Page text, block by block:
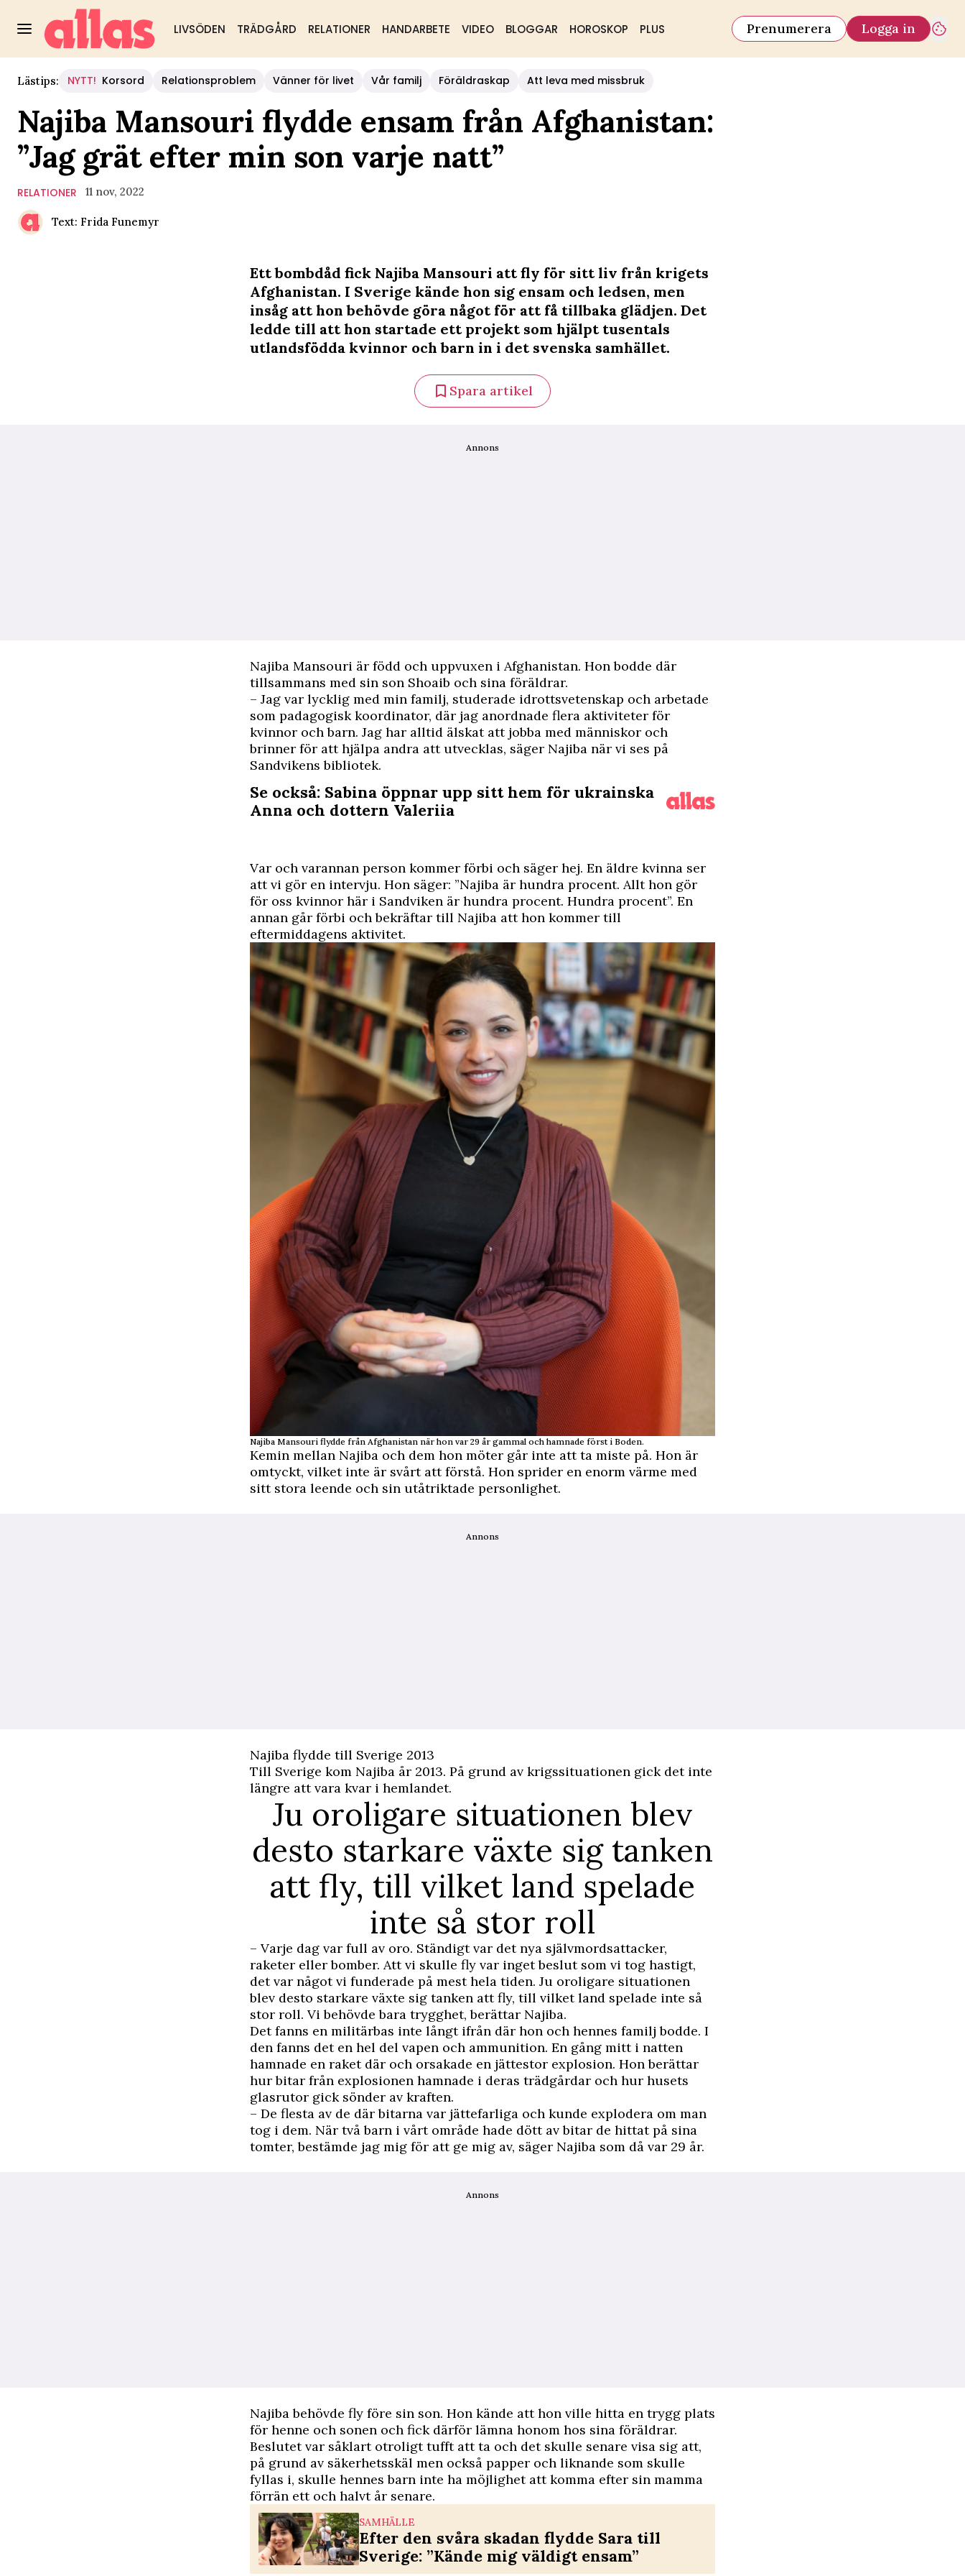
LIVSÖDEN TRÄDGÅRD RELATIONER HANDARBETE VIDEO BLOGGAR HOROSKOP PLUS Prenumerera Logga in
Lästips: NYTT! Korsord Relationsproblem Vänner för livet Vår familj Föräldraskap Att leva med missbruk
Najiba Mansouri flydde ensam från Afghanistan:
”Jag grät efter min son varje natt”
RELATIONER 11 nov, 2022
Text: Frida Funemyr
Ett bombdåd fick Najiba Mansouri att fly för sitt liv från krigets
Afghanistan. I Sverige kände hon sig ensam och ledsen, men
insåg att hon behövde göra något för att få tillbaka glädjen. Det
ledde till att hon startade ett projekt som hjälpt tusentals
utlandsfödda kvinnor och barn in i det svenska samhället.
Spara artikel
Annons
Najiba Mansouri är född och uppvuxen i Afghanistan. Hon bodde där
tillsammans med sin son Shoaib och sina föräldrar.
– Jag var lycklig med min familj, studerade idrottsvetenskap och arbetade
som padagogisk koordinator, där jag anordnade flera aktiviteter för
kvinnor och barn. Jag har alltid älskat att jobba med människor och
brinner för att hjälpa andra att utvecklas, säger Najiba när vi ses på
Sandvikens bibliotek.
Se också: Sabina öppnar upp sitt hem för ukrainska
Anna och dottern Valeriia
Var och varannan person kommer förbi och säger hej. En äldre kvinna ser
att vi gör en intervju. Hon säger: ”Najiba är hundra procent. Allt hon gör
för oss kvinnor här i Sandviken är hundra procent. Hundra procent”. En
annan går förbi och bekräftar till Najiba att hon kommer till
eftermiddagens aktivitet.
Najiba Mansouri flydde från Afghanistan när hon var 29 år gammal och hamnade först i Boden.
Kemin mellan Najiba och dem hon möter går inte att ta miste på. Hon är
omtyckt, vilket inte är svårt att förstå. Hon sprider en enorm värme med
sitt stora leende och sin utåtriktade personlighet.
Annons
Najiba flydde till Sverige 2013
Till Sverige kom Najiba år 2013. På grund av krigssituationen gick det inte
längre att vara kvar i hemlandet.
Ju oroligare situationen blev
desto starkare växte sig tanken
att fly, till vilket land spelade
inte så stor roll
– Varje dag var full av oro. Ständigt var det nya självmordsattacker,
raketer eller bomber. Att vi skulle fly var inget beslut som vi tog hastigt,
det var något vi funderade på mest hela tiden. Ju oroligare situationen
blev desto starkare växte sig tanken att fly, till vilket land spelade inte så
stor roll. Vi behövde bara trygghet, berättar Najiba.
Det fanns en militärbas inte långt ifrån där hon och hennes familj bodde. I
den fanns det en hel del vapen och ammunition. En gång mitt i natten
hamnade en raket där och orsakade en jättestor explosion. Hon berättar
hur bitar från explosionen hamnade i deras trädgårdar och hur husets
glasrutor gick sönder av kraften.
– De flesta av de där bitarna var jättefarliga och kunde explodera om man
tog i dem. När två barn i vårt område hade dött av bitar de hittat på sina
tomter, bestämde jag mig för att ge mig av, säger Najiba som då var 29 år.
Annons
Najiba behövde fly före sin son. Hon kände att hon ville hitta en trygg plats
för henne och sonen och fick därför lämna honom hos sina föräldrar.
Beslutet var såklart otroligt tufft att ta och det skulle senare visa sig att,
på grund av säkerhetsskäl men också papper och liknande som skulle
fyllas i, skulle hennes barn inte ha möjlighet att komma efter sin mamma
förrän ett och halvt år senare.
SAMHÄLLE
Efter den svåra skadan flydde Sara till
Sverige: ”Kände mig väldigt ensam”